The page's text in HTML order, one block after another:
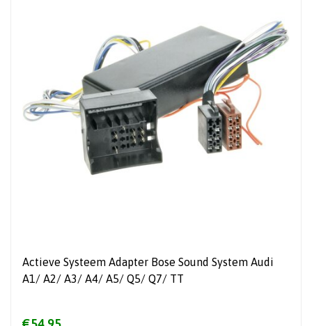
Actieve Systeem Adapter Bose Sound System Audi
A1/ A2/ A3/ A4/ A5/ Q5/ Q7/ TT